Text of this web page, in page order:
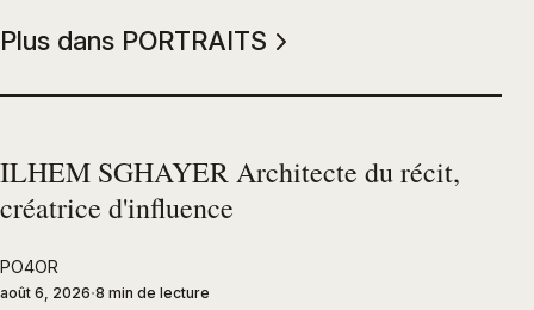
Plus dans PORTRAITS
ILHEM SGHAYER Architecte du récit,
créatrice d'influence
PO4OR
août 6, 2026 8 min de lecture